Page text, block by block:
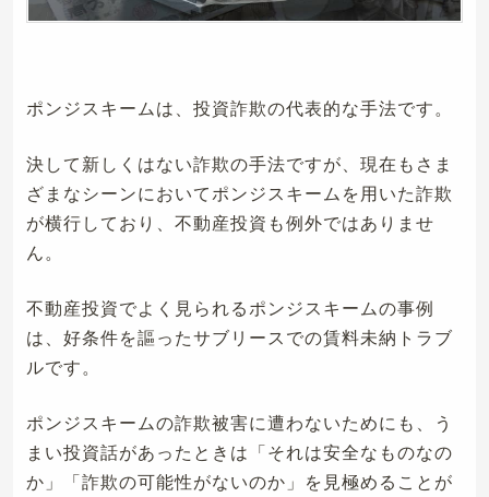
ポンジスキームは、投資詐欺の代表的な手法です。
決して新しくはない詐欺の手法ですが、現在もさま
ざまなシーンにおいてポンジスキームを用いた詐欺
が横行しており、不動産投資も例外ではありませ
ん。
不動産投資でよく見られるポンジスキームの事例
は、好条件を謳ったサブリースでの賃料未納トラブ
ルです。
ポンジスキームの詐欺被害に遭わないためにも、う
まい投資話があったときは「それは安全なものなの
か」「詐欺の可能性がないのか」を見極めることが